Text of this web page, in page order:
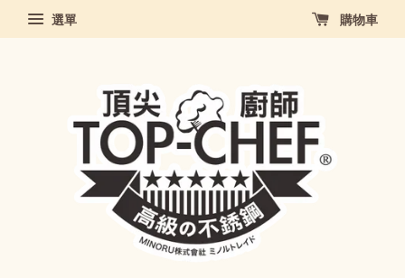
選單 購物車